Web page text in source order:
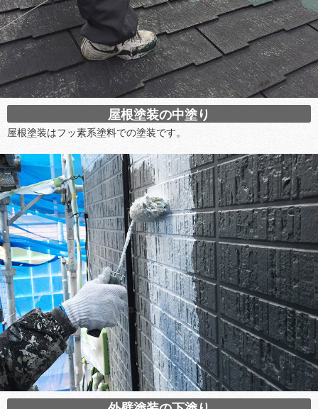
屋根塗装の中塗り
屋根塗装はフッ素系塗料での塗装です。